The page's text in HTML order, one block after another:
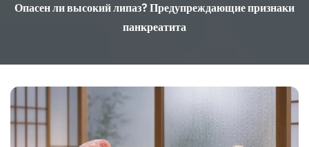
Опасен ли высокий липаз? Предупреждающие признаки
панкреатита